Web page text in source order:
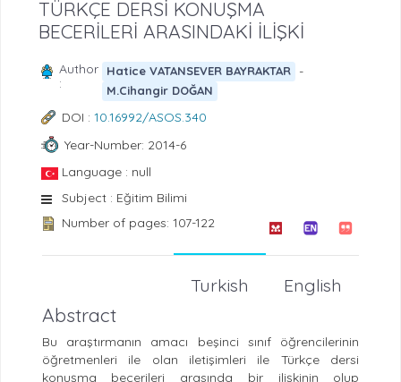
TÜRKÇE DERSİ KONUŞMA
BECERİLERİ ARASINDAKİ İLİŞKİ
Author
:
Hatice VATANSEVER BAYRAKTAR -
M.Cihangir DOĞAN
DOI : 10.16992/ASOS.340
Year-Number: 2014-6
Language : null
Subject : Eğitim Bilimi
Number of pages: 107-122
English
Turkish
Abstract
Bu araştırmanın amacı beşinci sınıf öğrencilerinin
öğretmenleri ile olan iletişimleri ile Türkçe dersi
konuşma becerileri arasında bir ilişkinin olup